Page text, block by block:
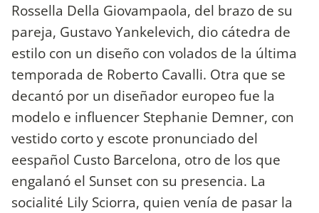
Rossella Della Giovampaola, del brazo de su
pareja, Gustavo Yankelevich, dio cátedra de
estilo con un diseño con volados de la última
temporada de Roberto Cavalli. Otra que se
decantó por un diseñador europeo fue la
modelo e influencer Stephanie Demner, con
vestido corto y escote pronunciado del
eespañol Custo Barcelona, otro de los que
engalanó el Sunset con su presencia. La
socialité Lily Sciorra, quien venía de pasar la